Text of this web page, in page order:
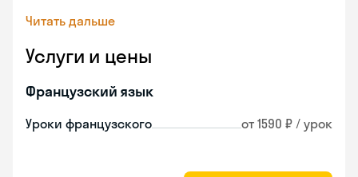
Читать дальше
Услуги и цены
Французский язык
Уроки французского от 1590 ₽ / урок